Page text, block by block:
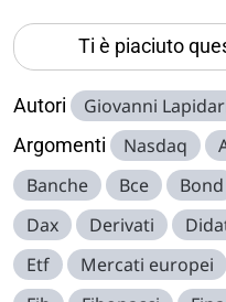
Ti è piaciuto
Autori Giovanni
Argomenti Nasdaq
Banche
Bce Bond
Dax
Derivati
Etf
Mercati europei